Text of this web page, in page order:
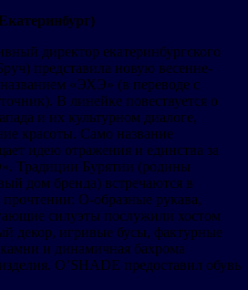
директор екатеринбургского
представила новую весенне-
«ЭХЭ» (в переводе с
В линейке повествуется о
и их культурном диалоге,
красоты. Само название
идею отражения и единства за
Традиции Бурятии (родины
дом бренда) встречаются в
О-образные рукава,
силуэты послужили хостом
декор, игривые бусы, фактурные
и динамичная бахрома
O’SHADE предоставил обувь